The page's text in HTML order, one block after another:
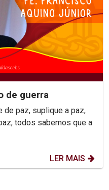
de guerra
de paz, suplique a paz,
todos sabemos que a
LER MAIS